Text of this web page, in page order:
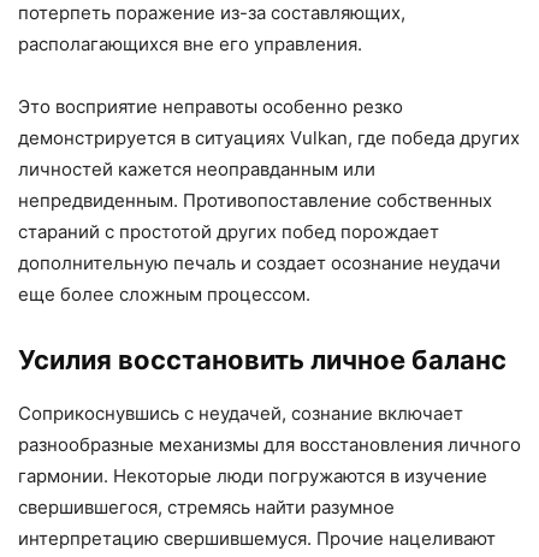
потерпеть поражение из-за составляющих,
располагающихся вне его управления.
Это восприятие неправоты особенно резко
демонстрируется в ситуациях Vulkan, где победа других
личностей кажется неоправданным или
непредвиденным. Противопоставление собственных
стараний с простотой других побед порождает
дополнительную печаль и создает осознание неудачи
еще более сложным процессом.
Усилия восстановить личное баланс
Соприкоснувшись с неудачей, сознание включает
разнообразные механизмы для восстановления личного
гармонии. Некоторые люди погружаются в изучение
свершившегося, стремясь найти разумное
интерпретацию свершившемуся. Прочие нацеливают